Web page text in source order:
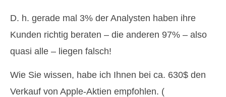
D. h. gerade mal 3% der Analysten haben ihre
Kunden richtig beraten – die anderen 97% – also
quasi alle – liegen falsch!
Wie Sie wissen, habe ich Ihnen bei ca. 630$ den
Verkauf von Apple-Aktien empfohlen. (